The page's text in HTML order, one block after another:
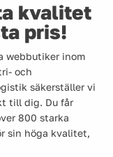
kvalitet
pris!
webbutiker inom
och
säkerställer vi
till dig. Du får
800 starka
sin höga kvalitet,